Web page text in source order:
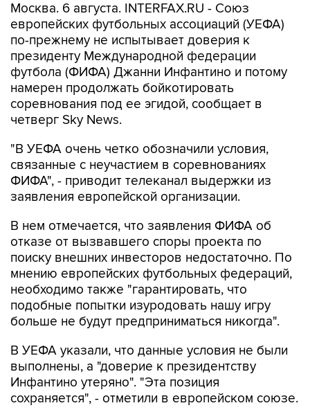
Москва. 6 августа. INTERFAX.RU - Союз
европейских футбольных ассоциаций (УЕФА)
по-прежнему не испытывает доверия к
президенту Международной федерации
футбола (ФИФА) Джанни Инфантино и потому
намерен продолжать бойкотировать
соревнования под ее эгидой, сообщает в
четверг Sky News.
"В УЕФА очень четко обозначили условия,
связанные с неучастием в соревнованиях
ФИФА", - приводит телеканал выдержки из
заявления европейской организации.
В нем отмечается, что заявления ФИФА об
отказе от вызвавшего споры проекта по
поиску внешних инвесторов недостаточно. По
мнению европейских футбольных федераций,
необходимо также "гарантировать, что
подобные попытки изуродовать нашу игру
больше не будут предприниматься никогда".
В УЕФА указали, что данные условия не были
выполнены, а "доверие к президентству
Инфантино утеряно". "Эта позиция
сохраняется", - отметили в европейском союзе.